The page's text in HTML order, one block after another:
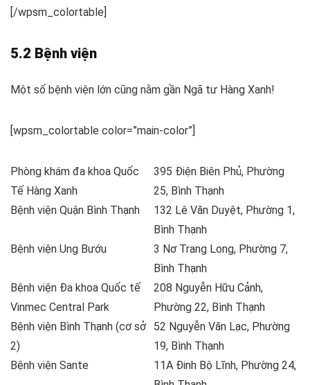
[/wpsm_colortable]
5.2 Bệnh viện
Một số bệnh viện lớn cũng nằm gần Ngã tư Hàng Xanh!
[wpsm_colortable color=”main-color”]
Phòng khám đa khoa Quốc
Tế Hàng Xanh
395 Điện Biên Phủ, Phường
25, Bình Thạnh
Bệnh viện Quận Bình Thạnh
132 Lê Văn Duyệt, Phường 1,
Bình Thạnh
Bệnh viện Ung Bướu
3 Nơ Trang Long, Phường 7,
Bình Thạnh
Bệnh viện Đa khoa Quốc tế
Vinmec Central Park
208 Nguyễn Hữu Cảnh,
Phường 22, Bình Thạnh
Bệnh viện Bình Thạnh (cơ sở
2)
52 Nguyễn Văn Lạc, Phường
19, Bình Thạnh
Bệnh viện Sante
11A Đinh Bộ Lĩnh, Phường 24,